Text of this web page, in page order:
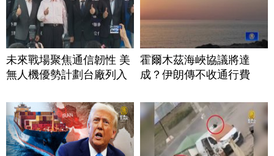
未來戰場聚焦通信韌性 美
無人機優勢計劃台廠列入
霍爾木茲海峽協議將達
成？伊朗傳不收通行費